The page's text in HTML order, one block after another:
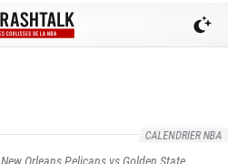
CALENDRIER NBA